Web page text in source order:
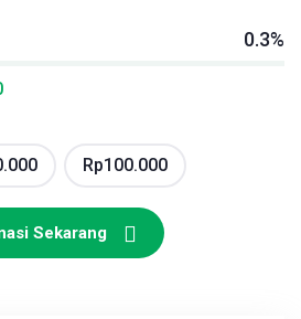
0.3%
Rp100.000
Sekarang